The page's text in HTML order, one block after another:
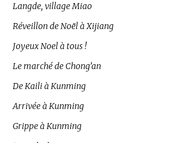
Langde, village Miao
Réveillon de Noël à Xijiang
Joyeux Noel à tous !
Le marché de Chong’an
De Kaili à Kunming
Arrivée à Kunming
Grippe à Kunming